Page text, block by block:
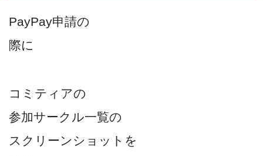
PayPay申請の
際に
コミティアの
参加サークル一覧の
スクリーンショットを